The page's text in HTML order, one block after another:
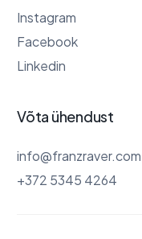
Instagram
Facebook
Linkedin
Võta ühendust
info@franzraver.com
+372 5345 4264